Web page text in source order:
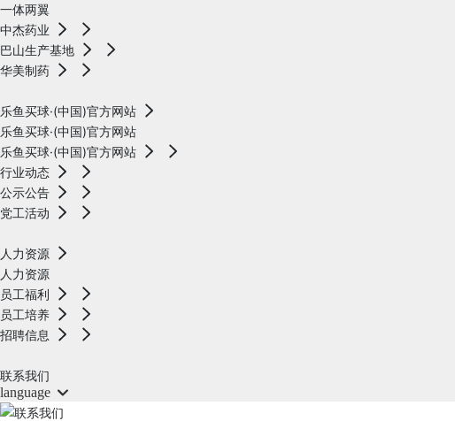
一体两翼
中杰药业
巴山生产基地
华美制药
乐鱼买球·(中国)官方网站
乐鱼买球·(中国)官方网站
乐鱼买球·(中国)官方网站
行业动态
公示公告
党工活动
人力资源
人力资源
员工福利
员工培养
招聘信息
联系我们
language